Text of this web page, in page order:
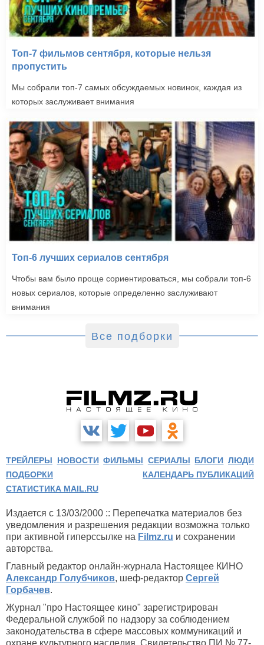
Топ-7 фильмов сентября, которые нельзя
пропустить
Мы собрали топ-7 самых обсуждаемых новинок, каждая из
которых заслуживает внимания
Топ-6 лучших сериалов сентября
Чтобы вам было проще сориентироваться, мы собрали топ-6
новых сериалов, которые определенно заслуживают
внимания
Все подборки
ТРЕЙЛЕРЫ НОВОСТИ ФИЛЬМЫ СЕРИАЛЫ БЛОГИ ЛЮДИ
ПОДБОРКИ
КАЛЕНДАРЬ ПУБЛИКАЦИЙ
СТАТИСТИКА MAIL.RU
Издается с 13/03/2000 :: Перепечатка материалов без
уведомления и разрешения редакции возможна только
при активной гиперссылке на Filmz.ru и сохранении
авторства.
Главный редактор онлайн-журнала Настоящее КИНО
Александр Голубчиков, шеф-редактор Сергей
Горбачев.
Журнал "про Настоящее кино" зарегистрирован
Федеральной службой по надзору за соблюдением
законодательства в сфере массовых коммуникаций и
охране культурного наследия. Свидетельство ПИ № 77-